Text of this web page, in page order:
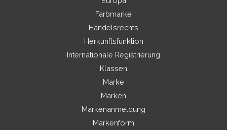
Farbmarke
Handelsrechts
Herkunftsfunktion
Internationale Registrierung
Klassen
Marke
Marken
Markenanmeldung
Markenform